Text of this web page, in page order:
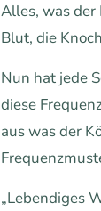
Alles, was der
Blut, die
Nun hat jede
diese
aus was der
„Lebendiges